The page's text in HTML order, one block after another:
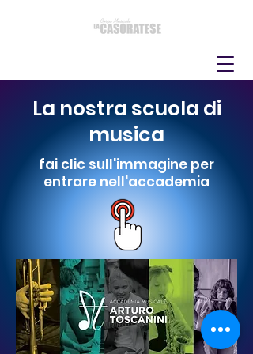
La nostra scuola di
musica
fai clic sull'immagine per
entrare nell'accademia